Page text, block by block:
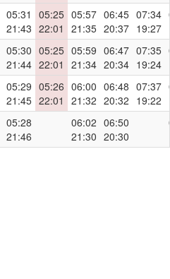
05:31
21:43
05:25
22:01
05:57
21:35
06:45
20:37
07:34
19:27
05:30
21:44
05:25
22:01
05:59
21:34
06:47
20:34
07:35
19:24
05:29
21:45
05:26
22:01
06:00
21:32
06:48
20:32
07:37
19:22
05:28
21:46
06:02
21:30
06:50
20:30